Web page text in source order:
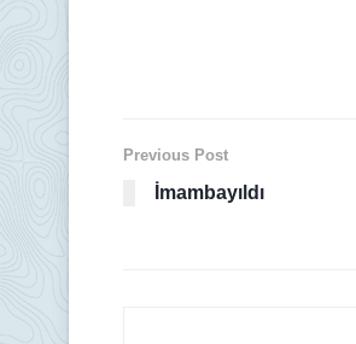
Previous Post
İmambayıldı